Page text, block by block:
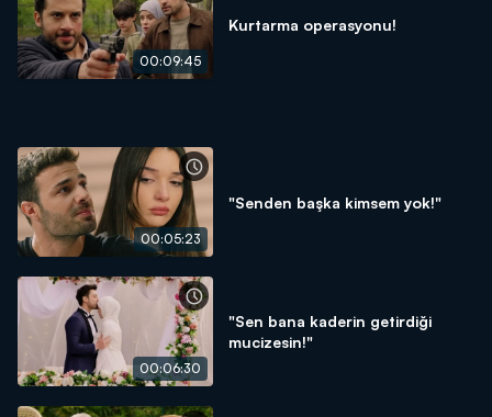
00:09:45
Kurtarma operasyonu!
00:05:23
"Senden başka kimsem yok!"
00:06:30
"Sen bana kaderin getirdiği
mucizesin!"